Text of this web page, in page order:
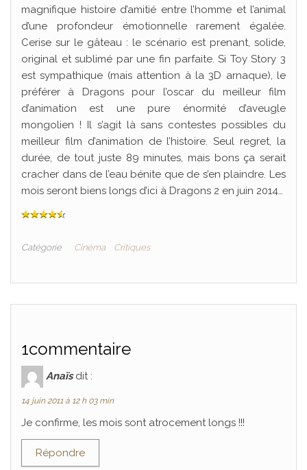
magnifique histoire d’amitié entre l’homme et l’animal
d’une profondeur émotionnelle rarement égalée.
Cerise sur le gâteau : le scénario est prenant, solide,
original et sublimé par une fin parfaite. Si Toy Story 3
est sympathique (mais attention à la 3D arnaque), le
préférer à Dragons pour l’oscar du meilleur film
d’animation est une pure énormité d’aveugle
mongolien ! Il s’agit là sans contestes possibles du
meilleur film d’animation de l’histoire. Seul regret, la
durée, de tout juste 89 minutes, mais bons ça serait
cracher dans de l’eau bénite que de s’en plaindre. Les
mois seront biens longs d’ici à Dragons 2 en juin 2014…
Catégorie Cinéma Critiques
1commentaire
Anaïs dit :
14 juin 2011 à 12 h 03 min
Je confirme, les mois sont atrocement longs !!!
Répondre